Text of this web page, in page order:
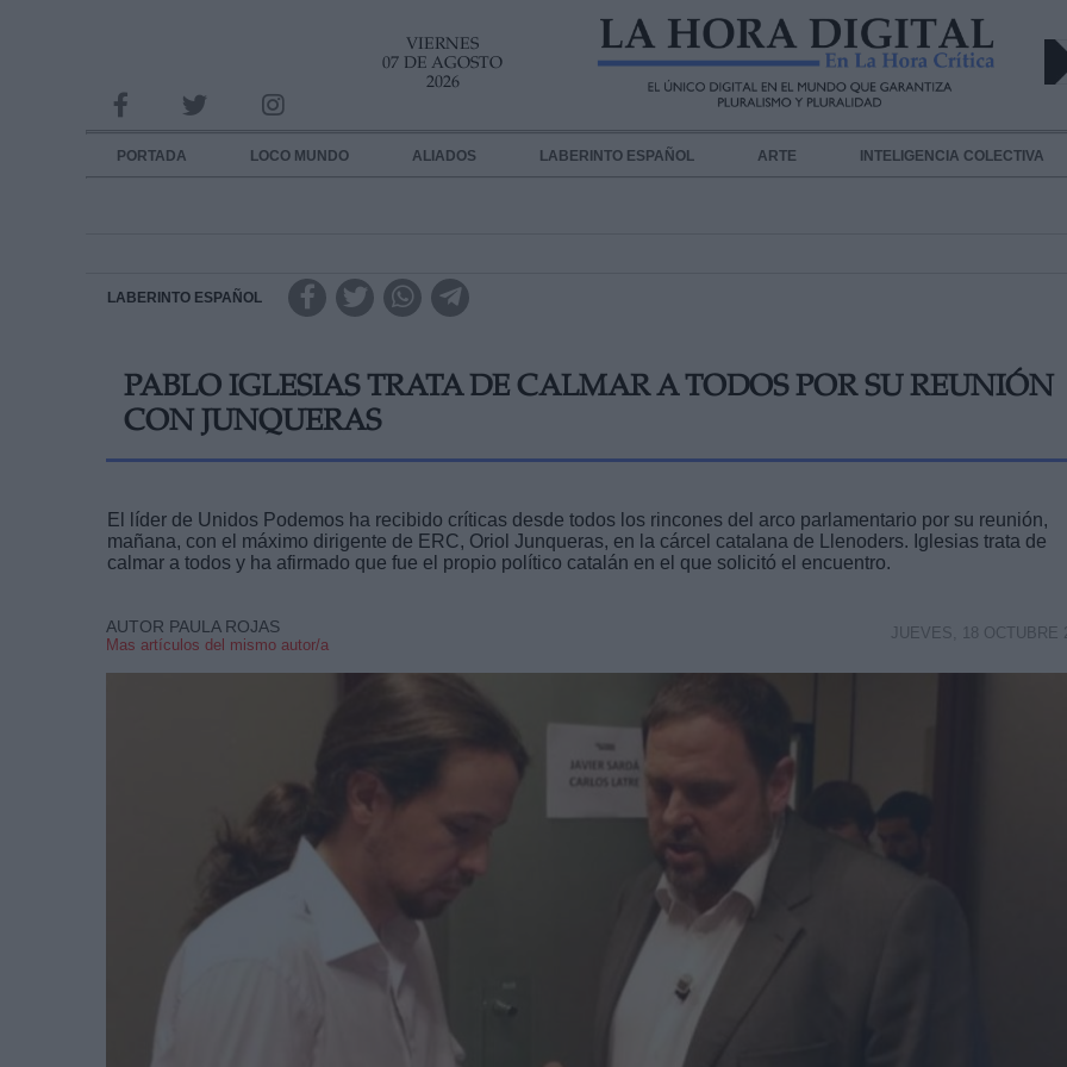
VIERNES
07 DE AGOSTO
2026
PORTADA LOCO MUNDO ALIADOS LABERINTO ESPAÑOL ARTE INTELIGENCIA COLECTIVA
LABERINTO ESPAÑOL
PABLO IGLESIAS TRATA DE CALMAR A TODOS POR SU REUNIÓN
CON JUNQUERAS
El líder de Unidos Podemos ha recibido críticas desde todos los rincones del arco parlamentario por su reunión,
mañana, con el máximo dirigente de ERC, Oriol Junqueras, en la cárcel catalana de Llenoders. Iglesias trata de
calmar a todos y ha afirmado que fue el propio político catalán en el que solicitó el encuentro.
AUTOR PAULA ROJAS
Mas artículos del mismo autor/a
JUEVES, 18 OCTUBRE
INFORMACION SOBRE LA PROTECCIÓN DE TUS DATOS
Responsable:
Destinatarios:
link
Información adicional
link